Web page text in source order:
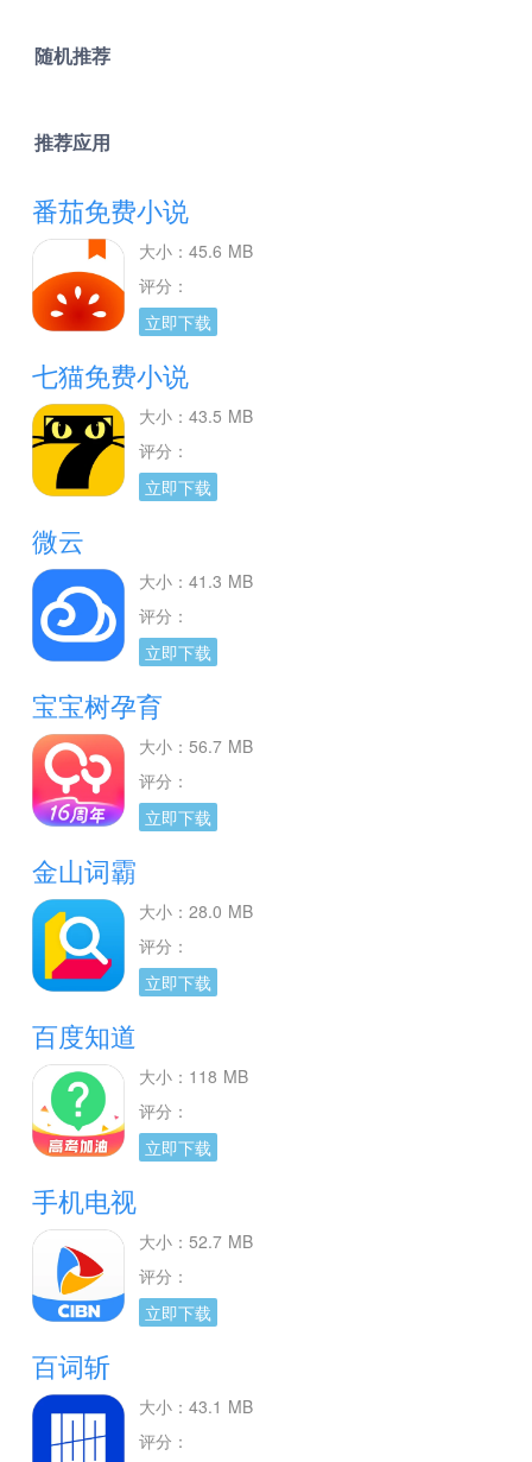
随机推荐
推荐应用
番茄免费小说
大小：45.6 MB
评分：
立即下载
七猫免费小说
大小：43.5 MB
评分：
立即下载
微云
大小：41.3 MB
评分：
立即下载
宝宝树孕育
大小：56.7 MB
评分：
立即下载
金山词霸
大小：28.0 MB
评分：
立即下载
百度知道
大小：118 MB
评分：
立即下载
手机电视
大小：52.7 MB
评分：
立即下载
百词斩
大小：43.1 MB
评分：